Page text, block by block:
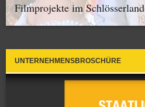
Filmprojekte im Schlösserland
UNTERNEHMENSBROSCHÜRE